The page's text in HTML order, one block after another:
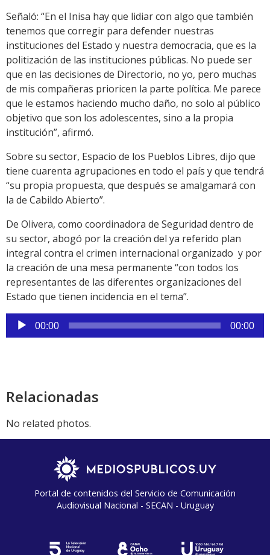
Señaló: “En el Inisa hay que lidiar con algo que también
tenemos que corregir para defender nuestras
instituciones del Estado y nuestra democracia, que es la
politización de las instituciones públicas. No puede ser
que en las decisiones de Directorio, no yo, pero muchas
de mis compañeras prioricen la parte política. Me parece
que le estamos haciendo mucho daño, no solo al público
objetivo que son los adolescentes, sino a la propia
institución”, afirmó.
Sobre su sector, Espacio de los Pueblos Libres, dijo que
tiene cuarenta agrupaciones en todo el país y que tendrá
“su propia propuesta, que después se amalgamará con
la de Cabildo Abierto”.
De Olivera, como coordinadora de Seguridad dentro de
su sector, abogó por la creación del ya referido plan
integral contra el crimen internacional organizado y por
la creación de una mesa permanente “con todos los
representantes de las diferentes organizaciones del
Estado que tienen incidencia en el tema”.
Reproductor
de
00:00 00:00
Relacionadas
No related photos.
Portal de contenidos del Servicio de Comunicación
Audiovisual Nacional - SECAN - Uruguay